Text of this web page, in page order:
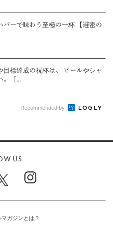
バーで味わう至極の一杯 【避密の
目標達成の祝杯は、 ビールやシャ
［...
Recommended by
US
ガジンとは？